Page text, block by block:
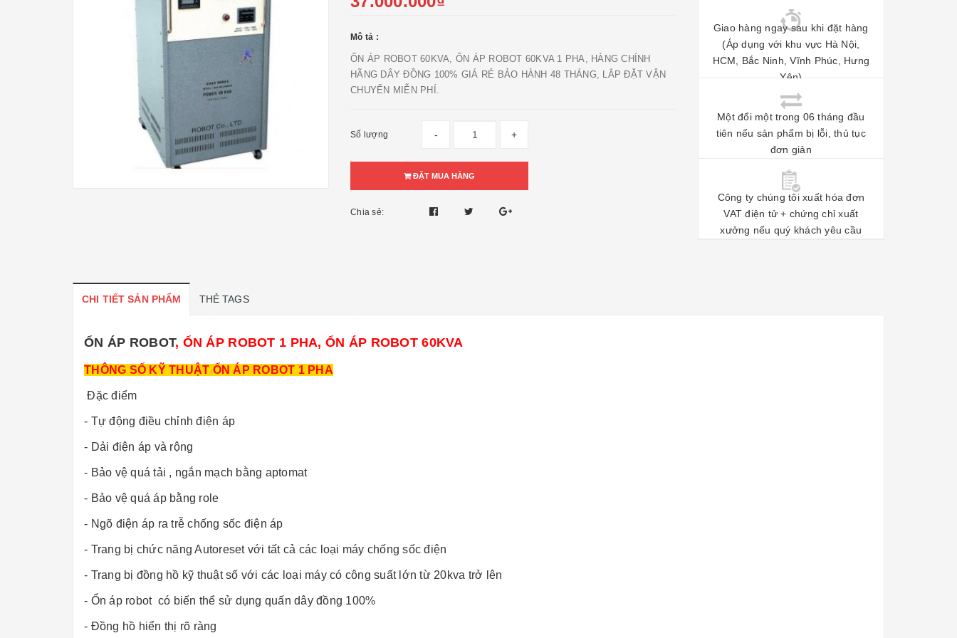
Mô tả :
ỔN ÁP ROBOT 60KVA, ỔN ÁP ROBOT 60KVA 1 PHA, HÀNG CHÍNH
HÃNG DÂY ĐỒNG 100% GIÁ RẺ BẢO HÀNH 48 THÁNG, LẮP ĐẶT VẬN
CHUYỂN MIỄN PHÍ.
Số lượng - +
ĐẶT MUA HÀNG
Chia sẻ:
Giao hàng ngay sau khi đặt hàng
(Áp dụng với khu vực Hà Nội,
HCM, Bắc Ninh, Vĩnh Phúc, Hưng
Yên)
Một đổi một trong 06 tháng đầu
tiên nếu sản phẩm bị lỗi, thủ tục
đơn giản
Công ty chúng tôi xuất hóa đơn
VAT điện tử + chứng chỉ xuất
xưởng nếu quý khách yêu cầu
CHI TIẾT SẢN PHẨM THẺ TAGS
ỔN ÁP ROBOT, ỔN ÁP ROBOT 1 PHA, ỔN ÁP ROBOT 60KVA
THÔNG SỐ KỸ THUẬT ỔN ÁP ROBOT 1 PHA
Đặc điểm
- Tự động điều chỉnh điện áp
- Dải điện áp và rộng
- Bảo vệ quá tải , ngắn mạch bằng aptomat
- Bảo vệ quá áp bằng role
- Ngõ điện áp ra trễ chống sốc điện áp
- Trang bị chức năng Autoreset với tất cả các loại máy chống sốc điện
- Trang bị đồng hồ kỹ thuật số với các loại máy có công suất lớn từ 20kva trở lên
- Ổn áp robot có biến thể sử dụng quấn dây đồng 100%
- Đồng hồ hiển thị rõ ràng